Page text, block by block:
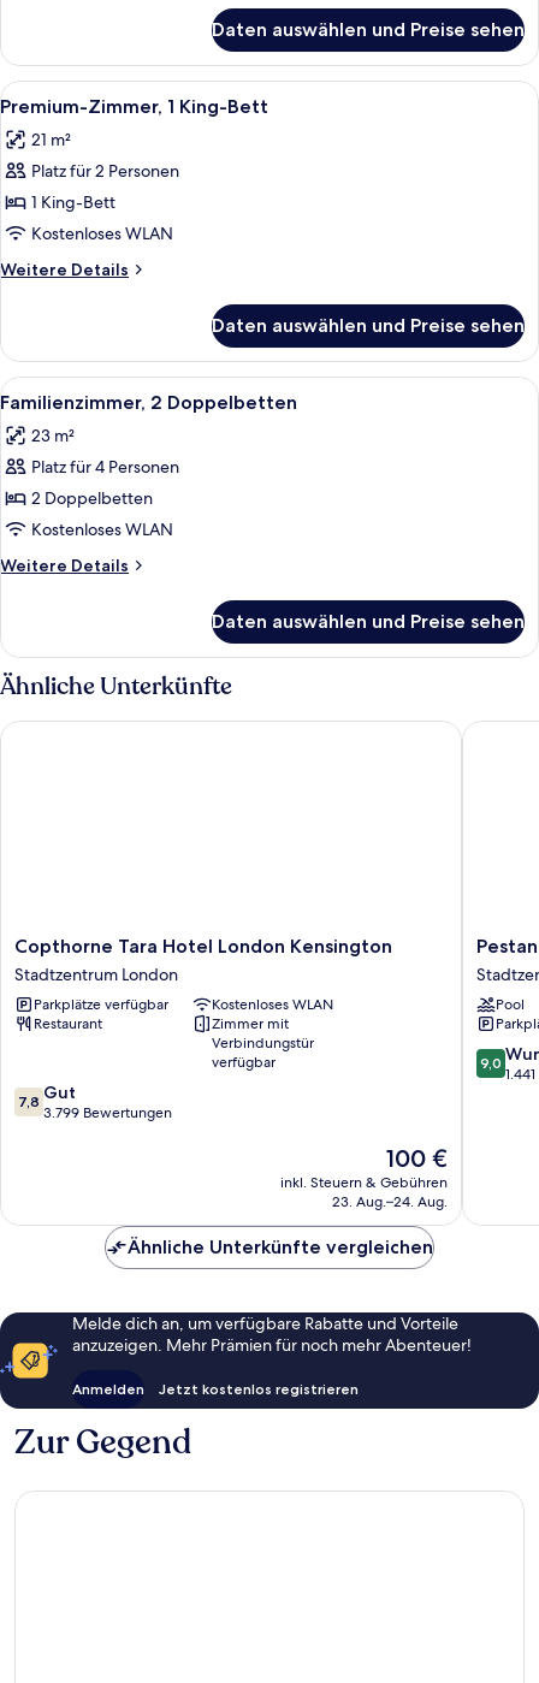
barrierefrei
Daten auswählen und Preise sehen
Alle
Fotos
für
Premium-
Zimmer,
1 King-
Bett
anzeigen
Ein Hotelzimmer mit einem großen
8
Premium-Zimmer, 1 King-Bett
21 m²
Platz für 2 Personen
1 King-Bett
Kostenloses WLAN
Weitere Details
Weitere
Zimmer,
1 King-
Bett
Daten auswählen und Preise sehen
Alle
Fotos
für
Familienzimmer,
2 Doppelbetten
anzeigen
Familienzimmer, 2 Doppelbetten |
7
Familienzimmer, 2 Doppelbetten
23 m²
Platz für 4 Personen
2 Doppelbetten
Kostenloses WLAN
Weitere Details
Weitere
2 Doppelbetten
Daten auswählen und Preise sehen
Ähnliche Unterkünfte
Copthorne
Tara
Hotel
London
Kensington
Copthorne Tara Hotel London Kensington
Stadtzentrum London
Parkplätze verfügbar
Kostenloses WLAN
Restaurant
Zimmer mit
Verbindungstür
verfügbar
7.8
von
7,8 Gut
3.799 Bewertungen
Der
Preis
beträgt
100 €
inkl. Steuern & Gebühren
23. Aug.–24. Aug.
Copthorne Tara Hotel London Kensington
Pestana
Chelsea
Bridge
Hotel
&
SPA
Pool
9.0
von
9,0
Pestana
Ähnliche Unterkünfte vergleichen
Melde dich an, um verfügbare Rabatte und Vorteile
anzuzeigen. Mehr Prämien für noch mehr Abenteuer!
Anmelden Jetzt kostenlos registrieren
Zur Gegend